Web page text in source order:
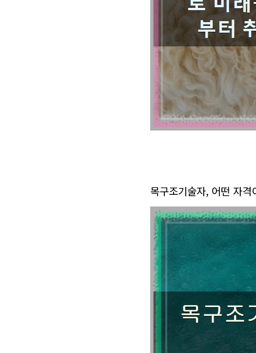
목구조기술자, 어떤 자격